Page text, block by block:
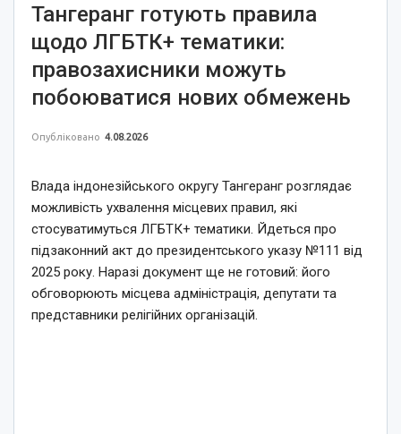
Тангеранг готують правила
щодо ЛГБТК+ тематики:
правозахисники можуть
побоюватися нових обмежень
Опубліковано 4.08.2026
Влада індонезійського округу Тангеранг розглядає
можливість ухвалення місцевих правил, які
стосуватимуться ЛГБТК+ тематики. Йдеться про
підзаконний акт до президентського указу №111 від
2025 року. Наразі документ ще не готовий: його
обговорюють місцева адміністрація, депутати та
представники релігійних організацій.